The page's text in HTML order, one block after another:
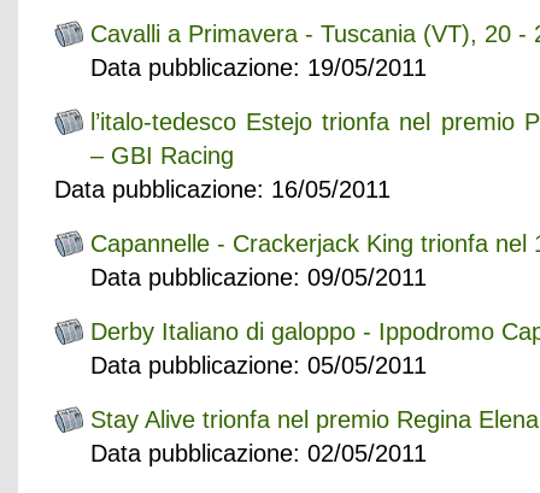
Cavalli a Primavera - Tuscania (VT), 20 -
Data pubblicazione: 19/05/2011
l’italo-tedesco Estejo trionfa nel premio
– GBI Racing
Data pubblicazione: 16/05/2011
Capannelle - Crackerjack King trionfa nel
Data pubblicazione: 09/05/2011
Derby Italiano di galoppo - Ippodromo
Data pubblicazione: 05/05/2011
Stay Alive trionfa nel premio Regina Elena
Data pubblicazione: 02/05/2011